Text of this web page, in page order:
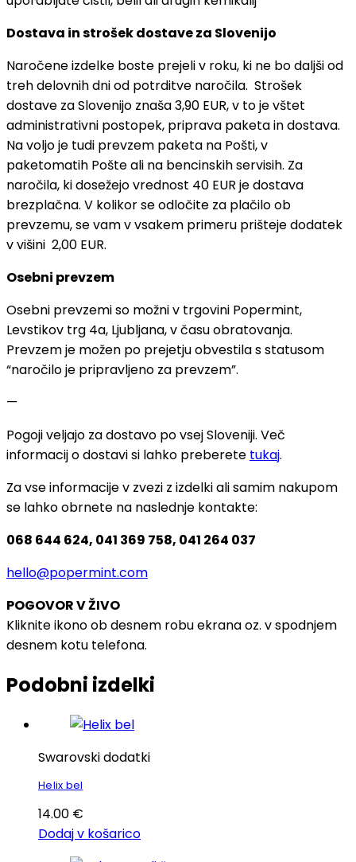
Dostava in strošek dostave za Slovenijo
Naročene izdelke boste prejeli v roku, ki ne bo daljši od
treh delovnih dni od potrditve naročila. Strošek
dostave za Slovenijo znaša 3,90 EUR, v to je vštet
administrativni postopek, priprava paketa in dostava.
Na voljo je tudi prevzem paketa na Pošti, v
paketomatih Pošte ali na bencinskih servisih. Za
naročila, ki dosežejo vrednost 40 EUR je dostava
brezplačna. V kolikor se odločite za plačilo ob
prevzemu, se vam v vsakem primeru prišteje dodatek
v višini 2,00 EUR.
Osebni prevzem
Osebni prevzemi so možni v trgovini Popermint,
Levstikov trg 4a, Ljubljana, v času obratovanja.
Prevzem je možen po prejetju obvestila s statusom
“naročilo je pripravljeno za prevzem”.
—
Pogoji veljajo za dostavo po vsej Sloveniji. Več
informacij o dostavi si lahko preberete tukaj.
Za vse informacije v zvezi z izdelki ali samim nakupom
se lahko obrnete na naslednje kontakte:
068 644 624, 041 369 758, 041 264 037
hello@popermint.com
POGOVOR V ŽIVO
Kliknite ikono ob desnem robu ekrana oz. v spodnjem
desnem kotu telefona.
Podobni izdelki
Swarovski dodatki
Helix bel
14.00 €
Dodaj v košarico